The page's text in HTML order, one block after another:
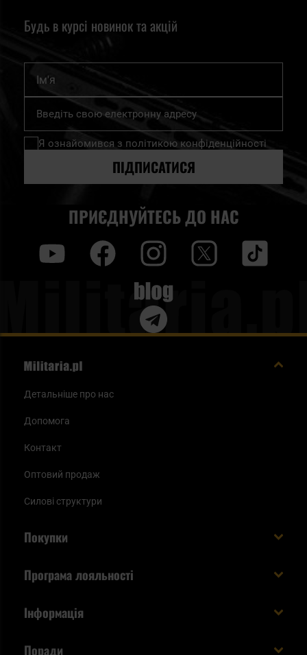
Будь в курсі новинок та акцій
Підпишіться
нашу
розсилку
Я ознайомився з політикою конфіденційності
ПІДПИСАТИСЯ
ПРИЄДНУЙТЕСЬ ДО НАС
Blog
Детальніше про нас
Допомога
Контакт
Оптовий продаж
Силові структури
Покупки
Способи оплати
Статус замовлення
Програма лояльності
Інформація
Поради